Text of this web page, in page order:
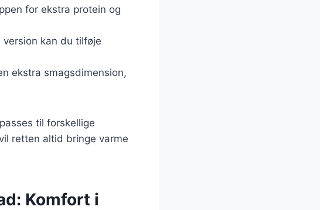
for ekstra protein og
version kan du tilføje
ekstra smagsdimension,
til forskellige
retten altid bringe varme
Komfort i